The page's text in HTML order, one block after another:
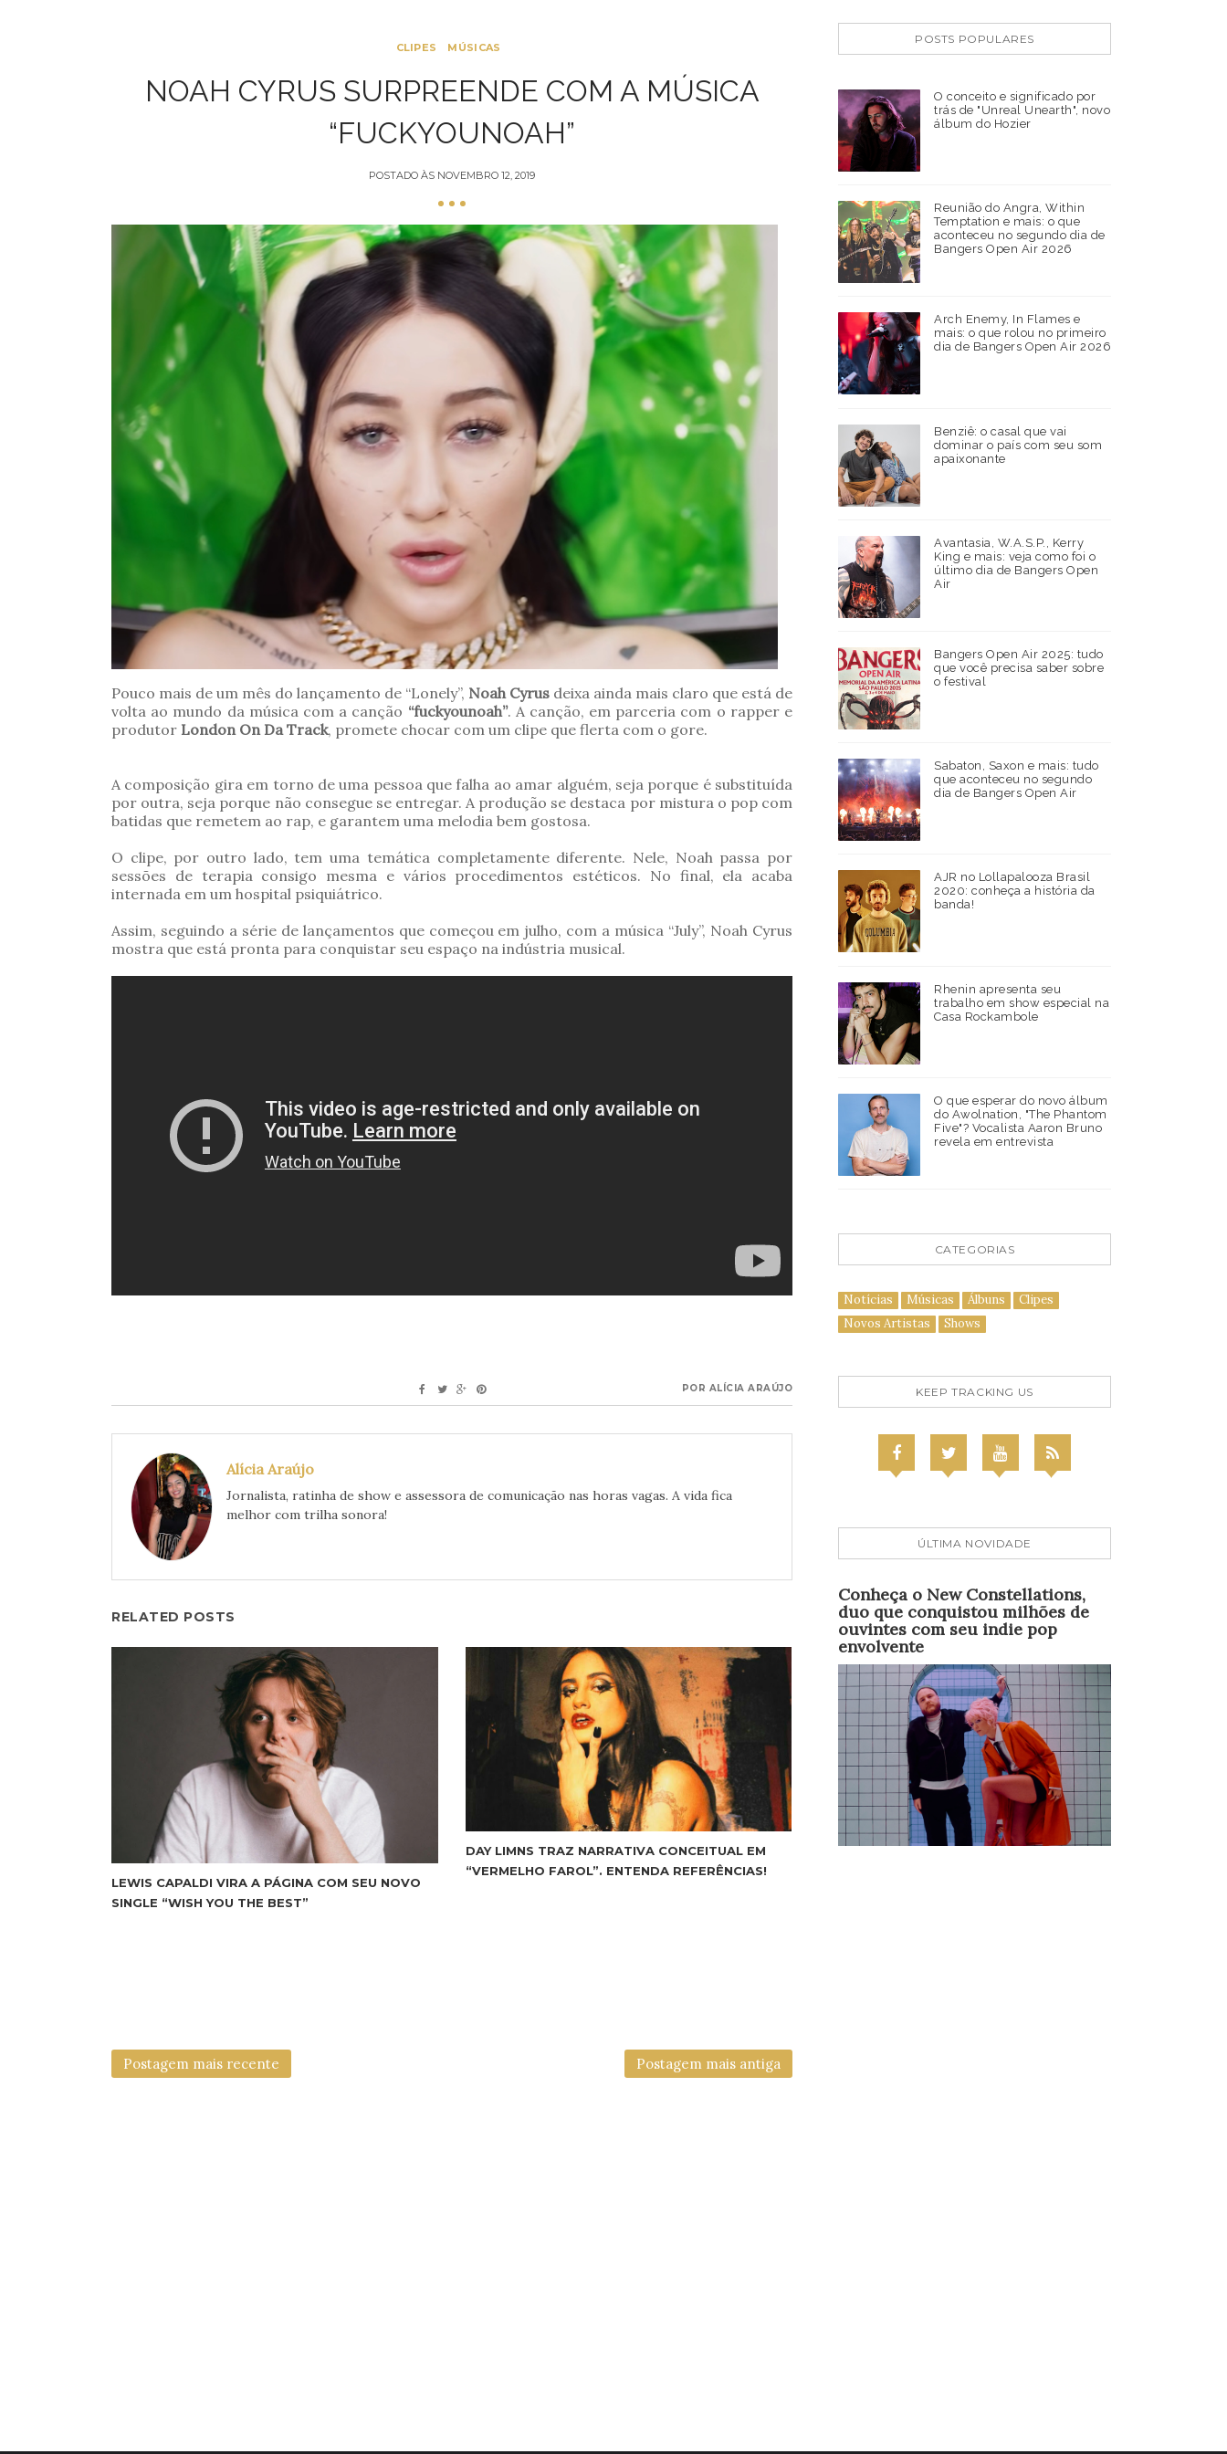
CLIPES MÚSICAS
NOAH CYRUS SURPREENDE COM A MÚSICA
“FUCKYOUNOAH”
POSTADO ÀS NOVEMBRO 12, 2019
Pouco mais de um mês do lançamento de “Lonely”, Noah Cyrus deixa ainda mais claro que está de
volta ao mundo da música com a canção “fuckyounoah”. A canção, em parceria com o rapper e
produtor London On Da Track, promete chocar com um clipe que flerta com o gore.
A composição gira em torno de uma pessoa que falha ao amar alguém, seja porque é substituída
por outra, seja porque não consegue se entregar. A produção se destaca por mistura o pop com
batidas que remetem ao rap, e garantem uma melodia bem gostosa.
O clipe, por outro lado, tem uma temática completamente diferente. Nele, Noah passa por
sessões de terapia consigo mesma e vários procedimentos estéticos. No final, ela acaba
internada em um hospital psiquiátrico.
Assim, seguindo a série de lançamentos que começou em julho, com a música “July”, Noah Cyrus
mostra que está pronta para conquistar seu espaço na indústria musical.
POR ALÍCIA ARAÚJO
Alícia Araújo
Jornalista, ratinha de show e assessora de comunicação nas horas vagas. A vida fica
melhor com trilha sonora!
RELATED POSTS
LEWIS CAPALDI VIRA A PÁGINA COM SEU NOVO
SINGLE “WISH YOU THE BEST”
DAY LIMNS TRAZ NARRATIVA CONCEITUAL EM
“VERMELHO FAROL”. ENTENDA REFERÊNCIAS!
Postagem mais recente Postagem mais antiga
POSTS POPULARES
O conceito e significado por
trás de "Unreal Unearth", novo
álbum do Hozier
Reunião do Angra, Within
Temptation e mais: o que
aconteceu no segundo dia de
Bangers Open Air 2026
Arch Enemy, In Flames e
mais: o que rolou no primeiro
dia de Bangers Open Air 2026
Benziê: o casal que vai
dominar o país com seu som
apaixonante
Avantasia, W.A.S.P., Kerry
King e mais: veja como foi o
último dia de Bangers Open
Air
Bangers Open Air 2025: tudo
que você precisa saber sobre
o festival
Sabaton, Saxon e mais: tudo
que aconteceu no segundo
dia de Bangers Open Air
AJR no Lollapalooza Brasil
2020: conheça a história da
banda!
Rhenin apresenta seu
trabalho em show especial na
Casa Rockambole
O que esperar do novo álbum
do Awolnation, "The Phantom
Five"? Vocalista Aaron Bruno
revela em entrevista
CATEGORIAS
Notícias Músicas Álbuns
Clipes
Novos Artistas
Shows
KEEP TRACKING US
ÚLTIMA NOVIDADE
Conheça o New Constellations,
duo que conquistou milhões de
ouvintes com seu indie pop
envolvente